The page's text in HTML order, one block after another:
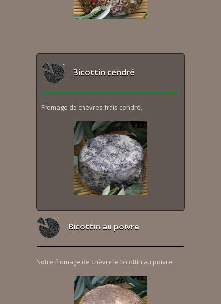
Bicottin cendré
Fromage de chèvres frais cendré.
Bicottin au poivre
Notre fromage de chèvre le bicottin au poivre.